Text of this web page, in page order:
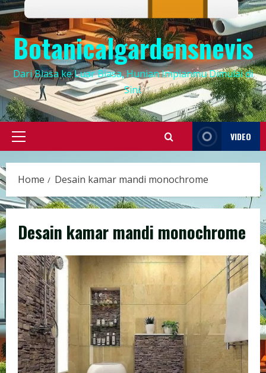
Botanicalgardensnevis
Dari Biasa ke Luar Biasa, Hunian Impianmu Dimulai di
Sini.
Primary
VIDEO
Home Desain kamar mandi monochrome
Desain kamar mandi monochrome